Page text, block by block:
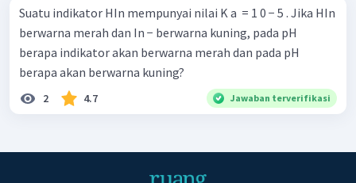
Suatu indikator HIn mempunyai nilai K a ​ = 1 0 − 5 . Jika HIn
berwarna merah dan In − berwarna kuning, pada pH
berapa indikator akan berwarna merah dan pada pH
berapa akan berwarna kuning?
2 4.7 Jawaban terverifikasi